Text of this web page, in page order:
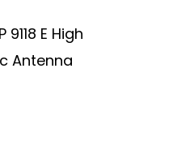
E High
Antenna